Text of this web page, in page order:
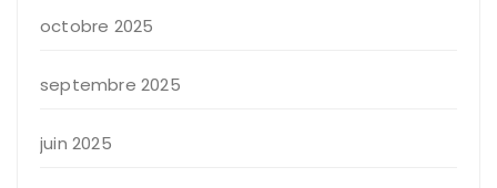
octobre 2025
septembre 2025
juin 2025